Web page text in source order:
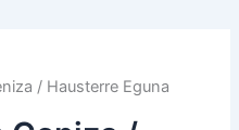
/ Hausterre Eguna